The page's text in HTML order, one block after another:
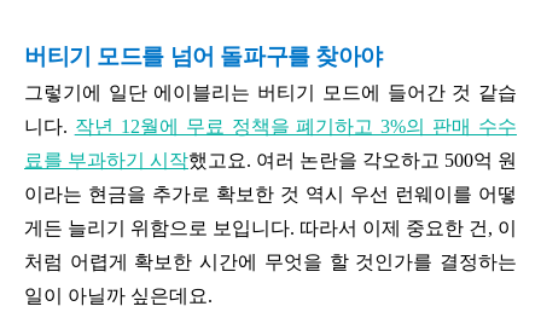
버티기 모드를 넘어 돌파구를 찾아야
그렇기에 일단 에이블리는 버티기 모드에 들어간 것 같습
니다. 작년 12월에 무료 정책을 폐기하고 3%의 판매 수수
료를 부과하기 시작했고요. 여러 논란을 각오하고 500억 원
이라는 현금을 추가로 확보한 것 역시 우선 런웨이를 어떻
게든 늘리기 위함으로 보입니다. 따라서 이제 중요한 건, 이
처럼 어렵게 확보한 시간에 무엇을 할 것인가를 결정하는
일이 아닐까 싶은데요.